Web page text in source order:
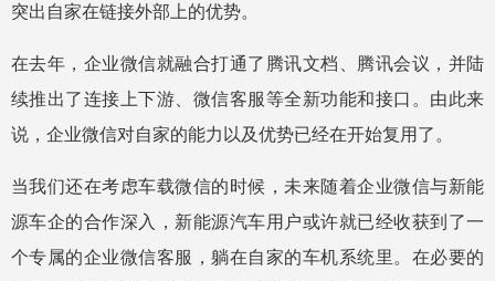
突出自家在链接外部上的优势。
在去年，企业微信就融合打通了腾讯文档、腾讯会议，并陆
续推出了连接上下游、微信客服等全新功能和接口。由此来
说，企业微信对自家的能力以及优势已经在开始复用了。
当我们还在考虑车载微信的时候，未来随着企业微信与新能
源车企的合作深入，新能源汽车用户或许就已经收获到了一
个专属的企业微信客服，躺在自家的车机系统里。在必要的